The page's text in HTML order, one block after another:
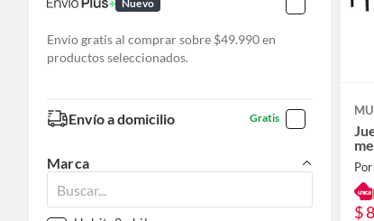
Nuevo
Envío gratis al comprar sobre $49.990 en
productos seleccionados.
Envío a domicilio Gratis
Marca
$